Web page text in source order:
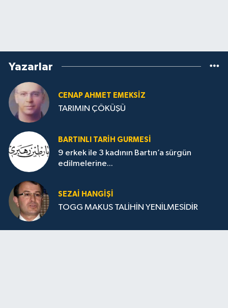
Yazarlar
CENAP AHMET EMEKSİZ
TARIMIN ÇÖKÜŞÜ
BARTINLI TARIH GURMESI
9 erkek ile 3 kadının Bartın’a sürgün
edilmelerine...
SEZAI HANGİŞİ
TOGG MAKUS TALİHİN YENİLMESİDİR